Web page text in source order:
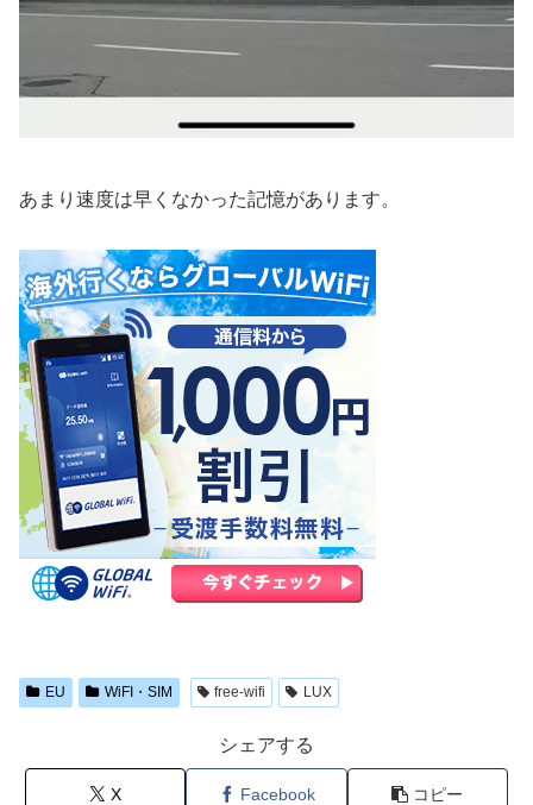
あまり速度は早くなかった記憶があります。
EU WiFI・SIM free-wifi LUX
シェアする
X Facebook コピー